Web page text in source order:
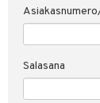
Koti &
Lelut, Lapsi &
Tuotemerkkejä
Salasana
& vastauksia